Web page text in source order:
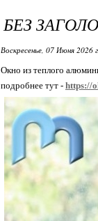
БЕЗ
Воскресенье, 07 Июня 2026
Окно из теплого
подробнее тут - https://